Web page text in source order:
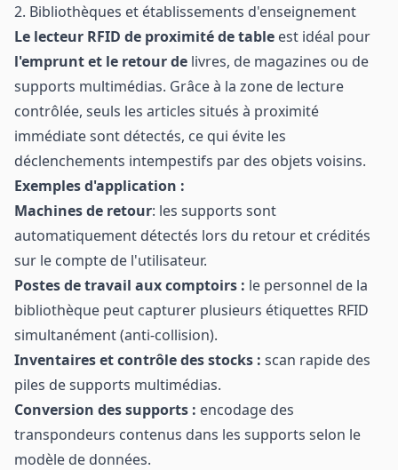
2. Bibliothèques et établissements d'enseignement
Le lecteur RFID de proximité de table est idéal pour
l'emprunt et le retour de livres, de magazines ou de
supports multimédias. Grâce à la zone de lecture
contrôlée, seuls les articles situés à proximité
immédiate sont détectés, ce qui évite les
déclenchements intempestifs par des objets voisins.
Exemples d'application :
Machines de retour: les supports sont
automatiquement détectés lors du retour et crédités
sur le compte de l'utilisateur.
Postes de travail aux comptoirs : le personnel de la
bibliothèque peut capturer plusieurs étiquettes RFID
simultanément (anti-collision).
Inventaires et contrôle des stocks : scan rapide des
piles de supports multimédias.
Conversion des supports : encodage des
transpondeurs contenus dans les supports selon le
modèle de données.